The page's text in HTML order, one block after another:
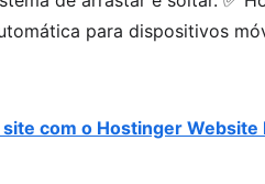
para dispositivos
com o Hostinger Website